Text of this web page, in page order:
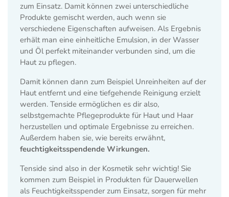
zum Einsatz. Damit können zwei unterschiedliche
Produkte gemischt werden, auch wenn sie
verschiedene Eigenschaften aufweisen. Als Ergebnis
erhält man eine einheitliche Emulsion, in der Wasser
und Öl perfekt miteinander verbunden sind, um die
Haut zu pflegen.
Damit können dann zum Beispiel Unreinheiten auf der
Haut entfernt und eine tiefgehende Reinigung erzielt
werden. Tenside ermöglichen es dir also,
selbstgemachte Pflegeprodukte für Haut und Haar
herzustellen und optimale Ergebnisse zu erreichen.
Außerdem haben sie, wie bereits erwähnt,
feuchtigkeitsspendende Wirkungen.
Tenside sind also in der Kosmetik sehr wichtig! Sie
kommen zum Beispiel in Produkten für Dauerwellen
als Feuchtigkeitsspender zum Einsatz, sorgen für mehr